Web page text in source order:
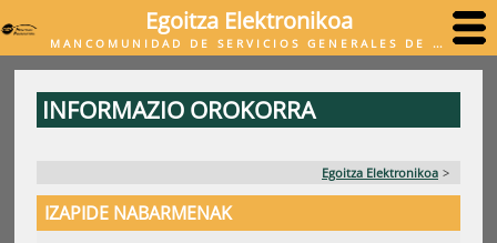
Egoitza Elektronikoa
MANCOMUNIDAD DE SERVICIOS GENERALES DE MALERREKA
INFORMAZIO OROKORRA
Egoitza Elektronikoa >
IZAPIDE NABARMENAK